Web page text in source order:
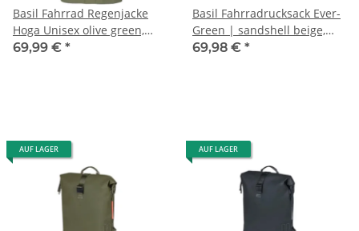
Basil Fahrrad Regenjacke
Hoga Unisex olive green,
Größe XXXL
69,99 € *
Basil Fahrradrucksack Ever-
Green | sandshell beige,
28x16x35cm, 14-19ltr
69,98 € *
AUF LAGER AUF LAGER